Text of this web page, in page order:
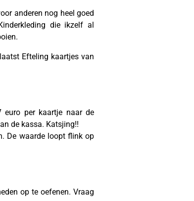
anderen nog heel goed
die ikzelf al
Efteling kaartjes van
per kaartje naar de
de kassa. Katsjing!!
De waarde loopt flink op
op te oefenen. Vraag